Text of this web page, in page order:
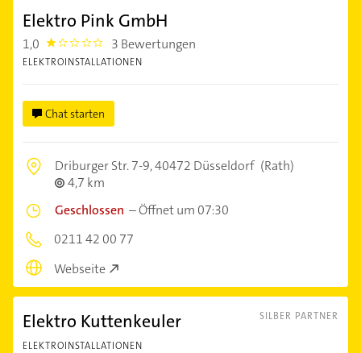
Elektro Pink GmbH
1,0 1.0 3 Bewertungen
ELEKTROINSTALLATIONEN
Chat starten
Driburger Str. 7-9,40472 Düsseldorf (Rath)
4,7 km
Geschlossen –Öffnet um 07:30
0211 42 00 77
Webseite
SILBER PARTNER
Elektro Kuttenkeuler
ELEKTROINSTALLATIONEN